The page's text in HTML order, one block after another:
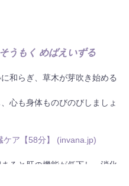
うもく めばえいずる
和らぎ、草木が芽吹き始める
心も身体ものびのびしましょ
ケア【58分】 (invana.jp)
ると肝の機能が低下し、消化